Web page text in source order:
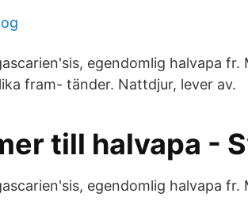
egendomlig halvapa fr.
fram- tänder. Nattdjur, lever av.
till halvapa -
egendomlig halvapa fr.